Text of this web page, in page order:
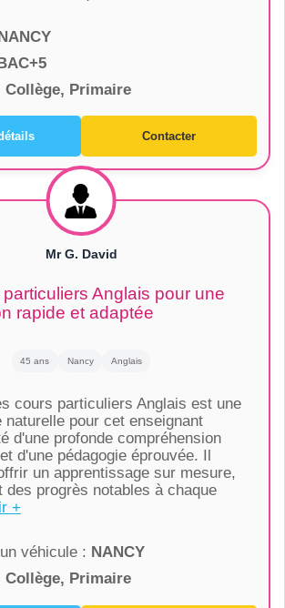
Collège, Primaire
Contacter
Mr G. David
Anglais pour une
rapide et adaptée
45 ans Nancy Anglais
cours particuliers Anglais est une
naturelle pour cet enseignant
d'une profonde compréhension
d'une pédagogie éprouvée. Il
un apprentissage sur mesure,
des progrès notables à chaque
+
véhicule : NANCY
Collège, Primaire